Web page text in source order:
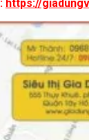
https://